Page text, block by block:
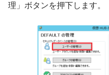
理」ボタンを押下します。